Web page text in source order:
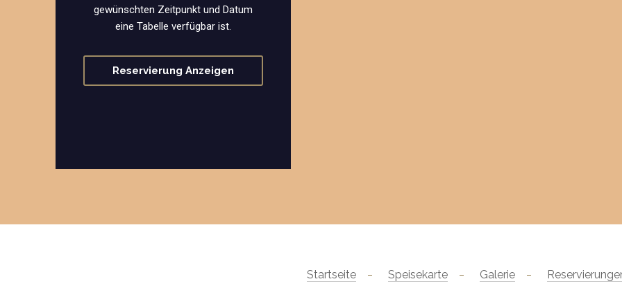
gewünschten Zeitpunkt und Datum
eine Tabelle verfügbar ist.
Reservierung Anzeigen
Startseite Speisekarte Galerie